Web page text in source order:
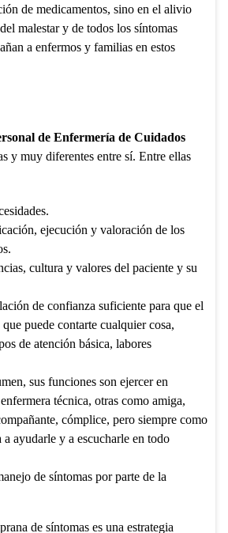
de medicamentos, sino en el alivio
malestar y de todos los síntomas
a enfermos y familias en estos
de Enfermería de Cuidados
y muy diferentes entre sí. Entre ellas
ejecución y valoración de los
cultura y valores del paciente y su
de confianza suficiente para que el
puede contarte cualquier cosa,
de atención básica, labores
sus funciones son ejercer en
técnica, otras como amiga,
cómplice, pero siempre como
a ayudarle y a escucharle en todo
de síntomas por parte de la
de síntomas es una estrategia